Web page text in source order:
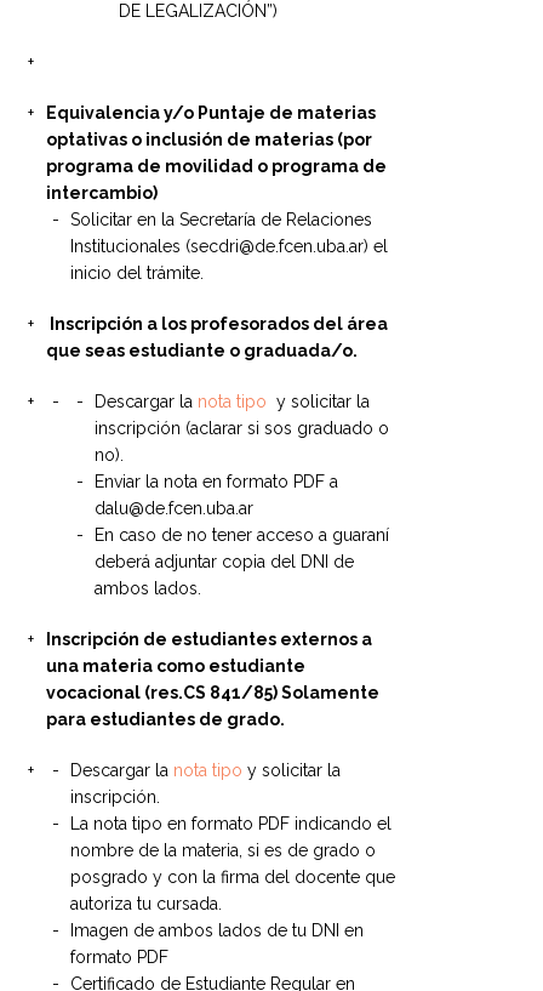
DE LEGALIZACIÓN”)
Equivalencia y/o Puntaje de materias
optativas o inclusión de materias (por
programa de movilidad o programa de
intercambio)
Solicitar en la Secretaría de Relaciones
Institucionales (secdri@de.fcen.uba.ar) el
inicio del trámite.
Inscripción a los profesorados del área
que seas estudiante o graduada/o.
Descargar la nota tipo y solicitar la
inscripción (aclarar si sos graduado o
no).
Enviar la nota en formato PDF a
dalu@de.fcen.uba.ar
En caso de no tener acceso a guaraní
deberá adjuntar copia del DNI de
ambos lados.
Inscripción de estudiantes externos a
una materia como estudiante
vocacional (res.CS 841/85) Solamente
para estudiantes de grado.
Descargar la nota tipo y solicitar la
inscripción.
La nota tipo en formato PDF indicando el
nombre de la materia, si es de grado o
posgrado y con la firma del docente que
autoriza tu cursada.
Imagen de ambos lados de tu DNI en
formato PDF
Certificado de Estudiante Regular en